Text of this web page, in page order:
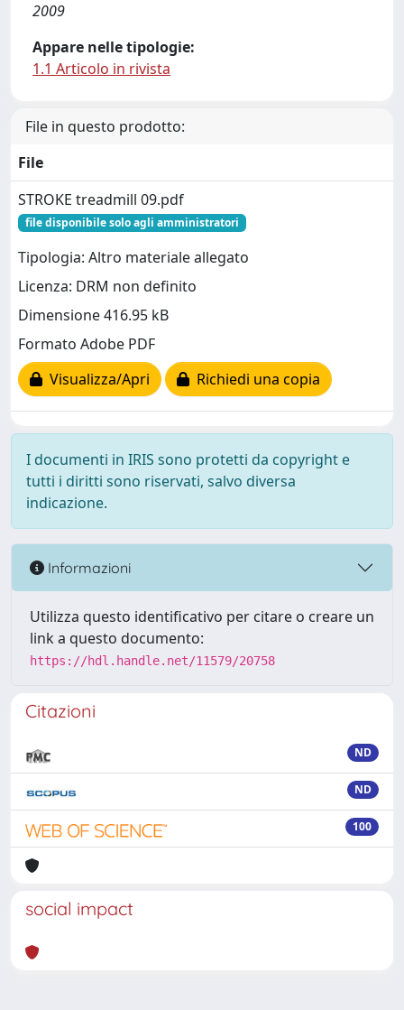
2009
Appare nelle tipologie:
1.1 Articolo in rivista
File in questo prodotto:
File
STROKE treadmill 09.pdf
file disponibile solo agli amministratori
Tipologia: Altro materiale allegato
Licenza: DRM non definito
Dimensione 416.95 kB
Formato Adobe PDF
Visualizza/Apri
Richiedi una copia
I documenti in IRIS sono protetti da copyright e
tutti i diritti sono riservati, salvo diversa
indicazione.
Informazioni
Utilizza questo identificativo per citare o creare un
link a questo documento:
https://hdl.handle.net/11579/20758
Citazioni
ND
ND
100
social impact